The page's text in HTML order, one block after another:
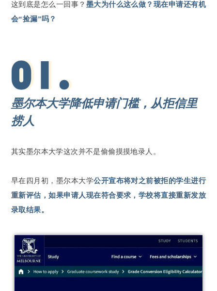
这到底是怎么一回事？ 墨大为什么这么做？现在申请还有机
会“捡漏”吗？
墨尔本大学降低申请门槛，从拒信里
捞人
其实墨尔本大学这次并不是偷偷摸摸地录人。
早在四月初，墨尔本大学公开宣布将对之前被拒的学生进行
重新评估，如果申请人现在符合要求，学校将直接重新发放
录取结果。